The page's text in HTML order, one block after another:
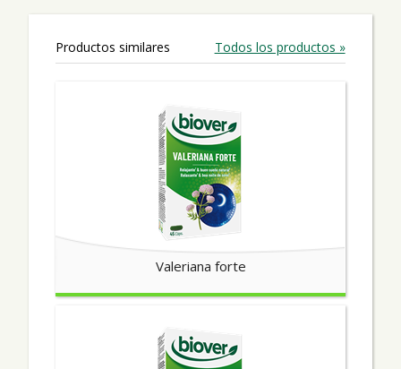
Productos similares Todos los productos »
Valeriana forte